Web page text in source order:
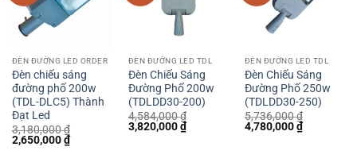
ĐÈN ĐƯỜNG LED ORDER
Đèn chiếu sáng
đường phố 200w
(TDL-DLC5) Thành
Đạt Led
3,180,000₫
Giá
gốc
2,650,000₫Giá
hiện
ĐÈN ĐƯỜNG LED TDL
Đèn Chiếu Sáng
Đường Phố 200w
(TDLDD30-200)
4,584,000₫
Giá
gốc
3,820,000₫Giá
hiện
ĐÈN ĐƯỜNG LED TDL
Đèn Chiếu Sáng
Đường Phố 250w
(TDLDD30-250)
5,736,000₫
Giá
gốc
4,780,000₫Giá
hiện